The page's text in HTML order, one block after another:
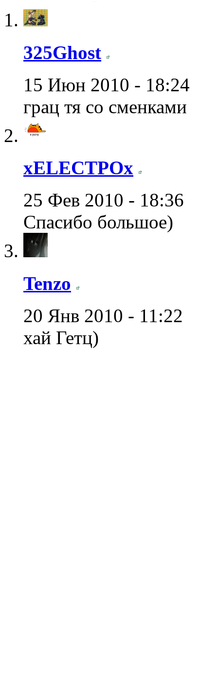
325Ghost
15 Июн 2010 - 18:24
грац тя со сменками
xELECTPOx
25 Фев 2010 - 18:36
Спасибо большое)
Tenzo
20 Янв 2010 - 11:22
хай Гетц)